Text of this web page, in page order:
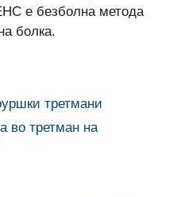
е безболна метода
болка.
третмани
во третман на